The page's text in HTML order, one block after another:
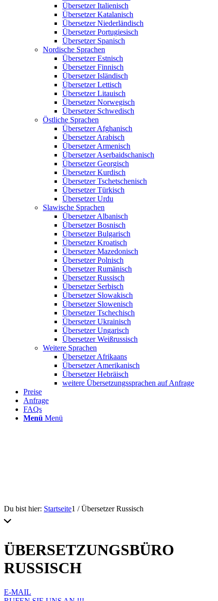
Übersetzer Italienisch
Übersetzer Katalanisch
Übersetzer Niederländisch
Übersetzer Portugiesisch
Übersetzer Spanisch
Nordische Sprachen
Übersetzer Estnisch
Übersetzer Finnisch
Übersetzer Isländisch
Übersetzer Lettisch
Übersetzer Litauisch
Übersetzer Norwegisch
Übersetzer Schwedisch
Östliche Sprachen
Übersetzer Afghanisch
Übersetzer Arabisch
Übersetzer Armenisch
Übersetzer Aserbaidschanisch
Übersetzer Georgisch
Übersetzer Kurdisch
Übersetzer Tschetschenisch
Übersetzer Türkisch
Übersetzer Urdu
Slawische Sprachen
Übersetzer Albanisch
Übersetzer Bosnisch
Übersetzer Bulgarisch
Übersetzer Kroatisch
Übersetzer Mazedonisch
Übersetzer Polnisch
Übersetzer Rumänisch
Übersetzer Russisch
Übersetzer Serbisch
Übersetzer Slowakisch
Übersetzer Slowenisch
Übersetzer Tschechisch
Übersetzer Ukrainisch
Übersetzer Ungarisch
Übersetzer Weißrussisch
Weitere Sprachen
Übersetzer Afrikaans
Übersetzer Amerikanisch
Übersetzer Hebräisch
weitere Übersetzungssprachen auf Anfrage
Preise
Anfrage
FAQs
Menü Menü
Du bist hier: Startseite1 / Übersetzer Russisch
ÜBERSETZUNGSBÜRO
RUSSISCH
E-MAIL